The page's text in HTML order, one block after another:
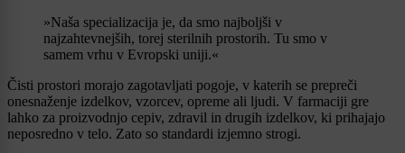
»Naša specializacija je, da smo najboljši v
najzahtevnejših, torej sterilnih prostorih. Tu smo v
samem vrhu v Evropski uniji.«
Čisti prostori morajo zagotavljati pogoje, v katerih se prepreči
onesnaženje izdelkov, vzorcev, opreme ali ljudi. V farmaciji gre
lahko za proizvodnjo cepiv, zdravil in drugih izdelkov, ki prihajajo
neposredno v telo. Zato so standardi izjemno strogi.